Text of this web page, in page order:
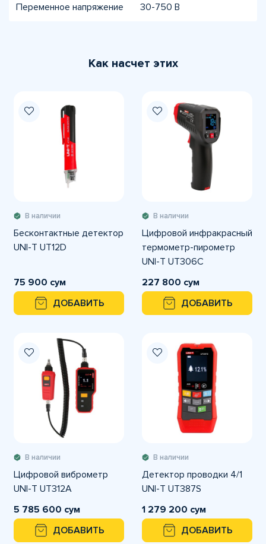
Переменное напряжение 30-750 В
Как насчет этих
В наличии
Бесконтактные детектор
UNI-T UT12D
75 900 сум
ДОБАВИТЬ
В наличии
Цифровой инфракрасный
термометр-пирометр
UNI-T UT306C
227 800 сум
ДОБАВИТЬ
В наличии
Цифровой виброметр
UNI-T UT312A
5 785 600 сум
ДОБАВИТЬ
В наличии
Детектор проводки 4/1
UNI-T UT387S
1 279 200 сум
ДОБАВИТЬ